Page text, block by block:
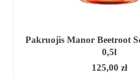
Pakruojis Manor Beetroot
0,5l
125,00 zł